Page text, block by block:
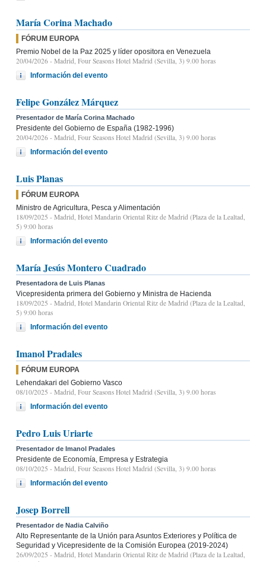
María Corina Machado
FÓRUM EUROPA
Premio Nobel de la Paz 2025 y líder opositora en Venezuela
20/04/2026 - Madrid, Four Seasons Hotel Madrid (Sevilla, 3) 9.00 horas
Información del evento
Felipe González Márquez
Presentador de María Corina Machado
Presidente del Gobierno de España (1982-1996)
20/04/2026 - Madrid, Four Seasons Hotel Madrid (Sevilla, 3) 9.00 horas
Información del evento
Luis Planas
FÓRUM EUROPA
Ministro de Agricultura, Pesca y Alimentación
18/09/2025 - Madrid, Hotel Mandarin Oriental Ritz de Madrid (Plaza de la Lealtad,
5) 9:00 horas
Información del evento
María Jesús Montero Cuadrado
Presentadora de Luis Planas
Vicepresidenta primera del Gobierno y Ministra de Hacienda
18/09/2025 - Madrid, Hotel Mandarin Oriental Ritz de Madrid (Plaza de la Lealtad,
5) 9:00 horas
Información del evento
Imanol Pradales
FÓRUM EUROPA
Lehendakari del Gobierno Vasco
08/10/2025 - Madrid, Four Seasons Hotel Madrid (Sevilla, 3) 9.00 horas
Información del evento
Pedro Luis Uriarte
Presentador de Imanol Pradales
Presidente de Economía, Empresa y Estrategia
08/10/2025 - Madrid, Four Seasons Hotel Madrid (Sevilla, 3) 9.00 horas
Información del evento
Josep Borrell
Presentador de Nadia Calviño
Alto Representante de la Unión para Asuntos Exteriores y Política de
Seguridad y Vicepresidente de la Comisión Europea (2019-2024)
26/09/2025 - Madrid, Hotel Mandarin Oriental Ritz de Madrid (Plaza de la Lealtad,